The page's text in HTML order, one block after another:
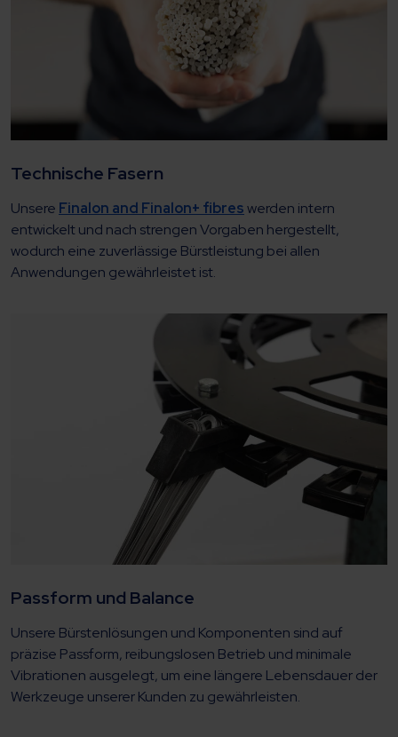
Technische Fasern
Unsere Finalon and Finalon+ fibreswerden intern
entwickelt und nach strengen Vorgaben hergestellt,
wodurch eine zuverlässige Bürstleistung bei allen
Anwendungen gewährleistet ist.
Passform und Balance
Unsere Bürstenlösungen und Komponenten sind auf
präzise Passform, reibungslosen Betrieb und minimale
Vibrationen ausgelegt, um eine längere Lebensdauer der
Werkzeuge unserer Kunden zu gewährleisten.